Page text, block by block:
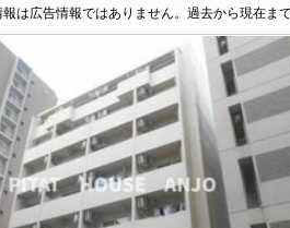
報は広告情報ではありません。過去から現在ま